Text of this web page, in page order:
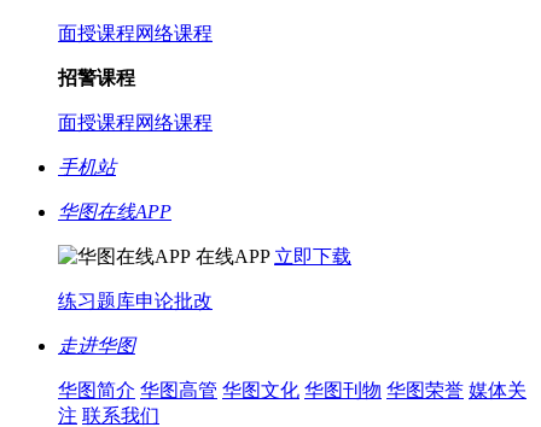
面授课程网络课程
招警课程
面授课程网络课程
手机站
华图在线APP
在线APP 立即下载
练习题库申论批改
走进华图
华图简介 华图高管 华图文化 华图刊物 华图荣誉 媒体关
注 联系我们